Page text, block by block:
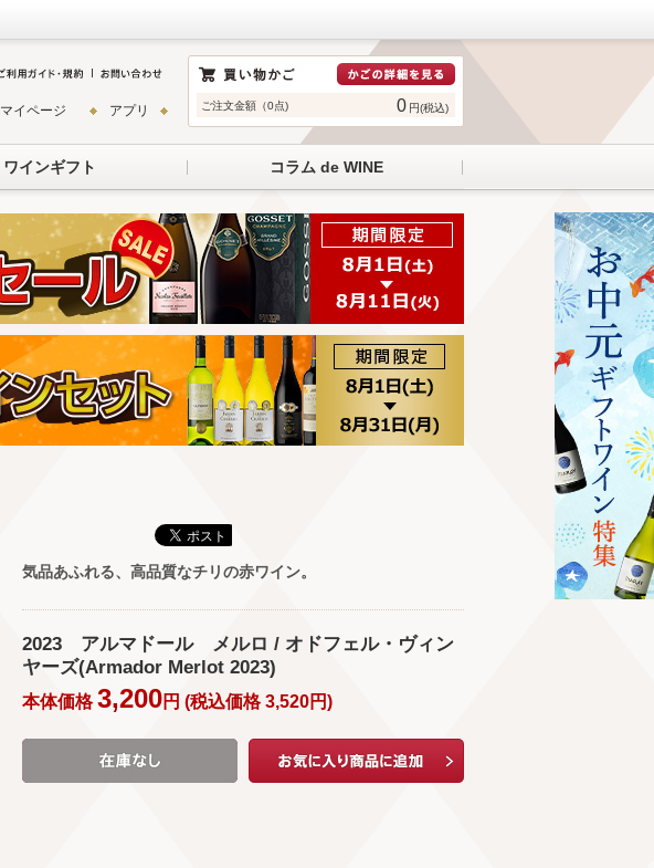
ご注文金額（0点) 0 円(税込)
マイページ アプリ
ワインギフト コラム de WINE
気品あふれる、高品質なチリの赤ワイン。
2023 アルマドール メルロ / オドフェル・ヴィン
ヤーズ(Armador Merlot 2023)
本体価格3,200円 (税込価格3,520円)